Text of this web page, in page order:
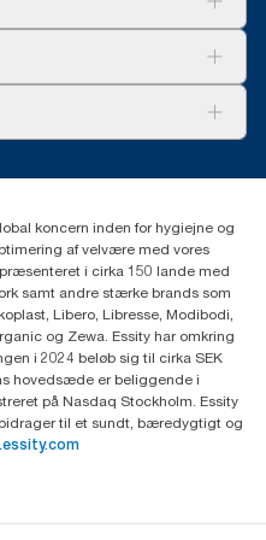
koncern inden for hygiejne og
af velvære med vores
i cirka 150 lande med
samt andre stærke brands som
Libero, Libresse, Modibodi,
og Zewa. Essity har omkring
i 2024 beløb sig til cirka SEK
hovedsæde er beliggende i
på Nasdaq Stockholm. Essity
til et sundt, bæredygtigt og